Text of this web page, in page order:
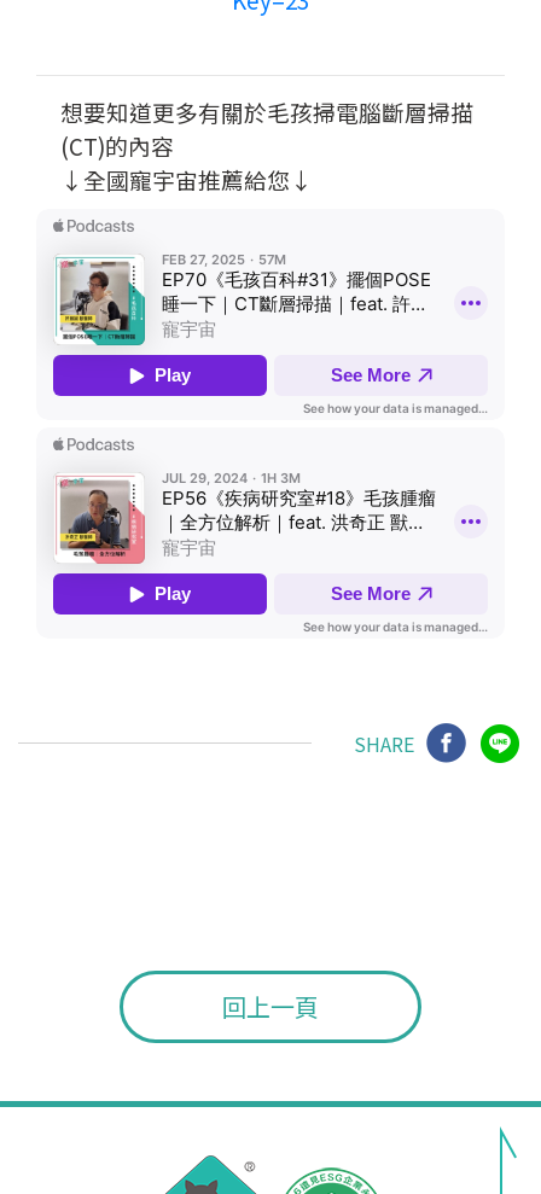
想要知道更多有關於毛孩掃電腦斷層掃描
(CT)的內容
↓全國寵宇宙推薦給您↓
SHARE
回上一頁